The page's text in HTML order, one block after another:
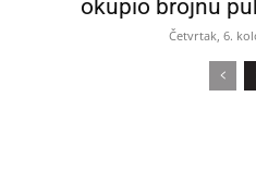
okupio brojnu
Četvrtak, 6.